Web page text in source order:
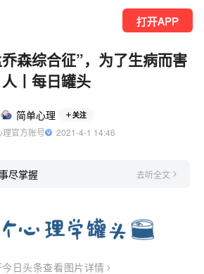
打开APP
森综合征”，为了生病而害
人丨每日罐头
简单心理 关注
理官方账号
  2021-4-1 14:46
尽掌握 去听全文
今日头条查看图片详情